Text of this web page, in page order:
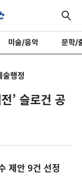
미술/음악 문학/
행정
’ 슬로건 공
제안 9건 선정